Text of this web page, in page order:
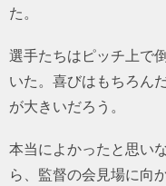
た。
選手たちはピッチ上で
いた。喜びはもちろん
が大きいだろう。
本当によかったと思い
ら、監督の会見場に向か